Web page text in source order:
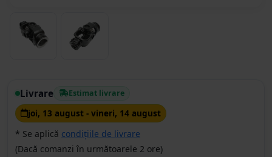
Livrare Estimat livrare
joi, 13 august - vineri, 14 august
* Se aplică condițiile de livrare
(Dacă comanzi în următoarele 2 ore)